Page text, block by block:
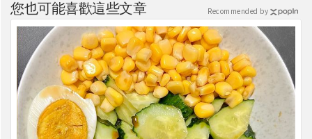
您也可能喜歡這些文章 Recommended by